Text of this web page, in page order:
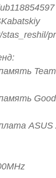
ASUS